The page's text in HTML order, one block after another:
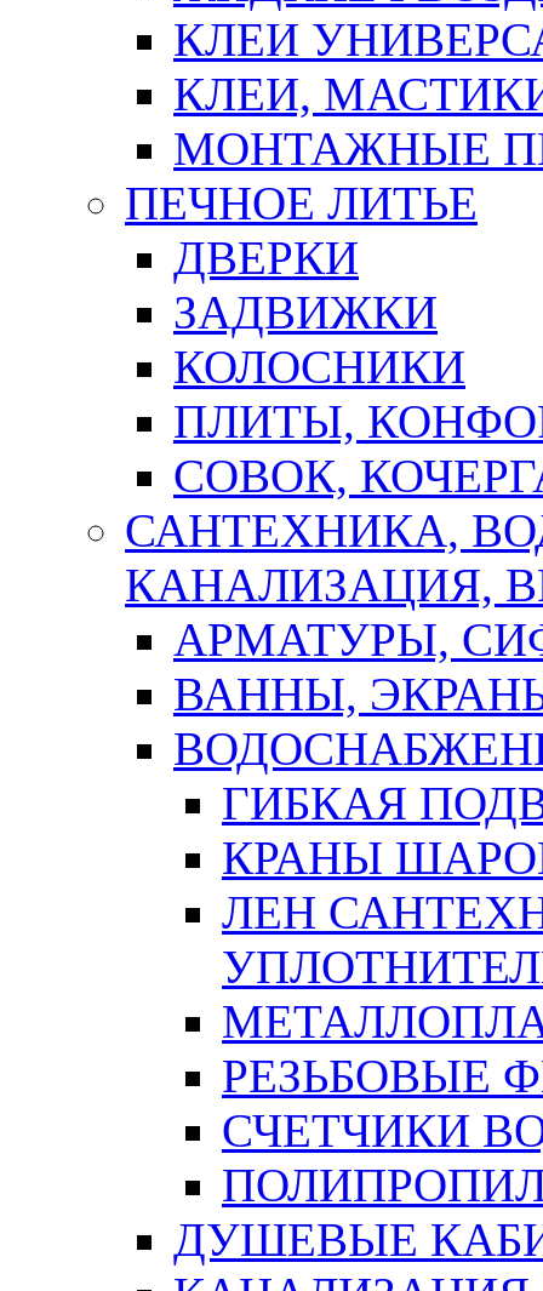
КЛЕИ
КЛЕИ,
МОНТАЖНЫЕ
ПЕЧНОЕ ЛИТЬЕ
ДВЕРКИ
ЗАДВИЖКИ
КОЛОСНИКИ
ПЛИТЫ,
СОВОК,
САНТЕХНИКА,
КАНАЛИЗАЦИЯ,
АРМАТУРЫ,
ВАННЫ,
ГИБКАЯ
КРАНЫ
ЛЕН
РЕЗЬБОВЫЕ
СЧЕТЧИКИ
ДУШЕВЫЕ